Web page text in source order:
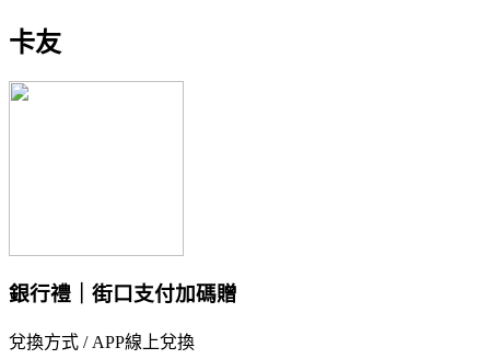
卡友
銀行禮｜街口支付加碼贈
兌換方式 / APP線上兌換